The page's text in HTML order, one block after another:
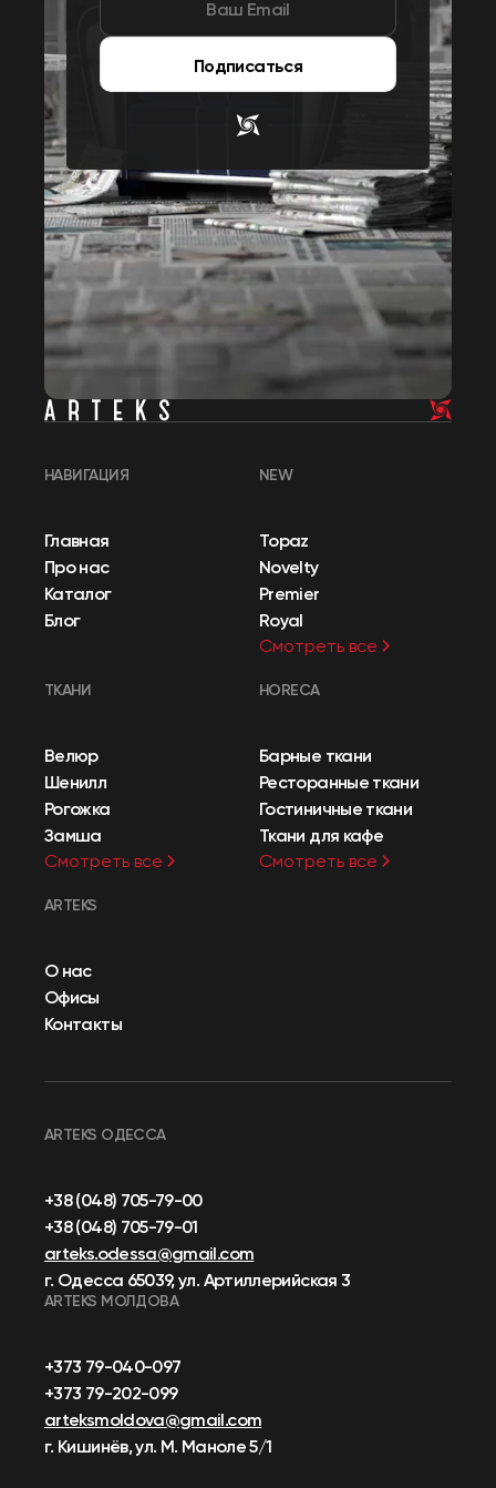
Подписаться
НАВИГАЦИЯ
Главная
Про нас
Каталог
Блог
NEW
Topaz
Novelty
Premier
Royal
Смотреть все
ТКАНИ
Велюр
Шенилл
Рогожка
Замша
Смотреть все
HORECA
Барные ткани
Ресторанные ткани
Гостиничные ткани
Ткани для кафе
Смотреть все
ARTEKS
О нас
Офисы
Контакты
ARTEKS ОДЕССА
+38 (048) 705-79-00
+38 (048) 705-79-01
arteks.odessa@gmail.com
г. Одесса 65039, ул. Артиллерийская 3
ARTEKS МОЛДОВА
+373 79-040-097
+373 79-202-099
arteksmoldova@gmail.com
г. Кишинёв, ул. М. Маноле 5/1